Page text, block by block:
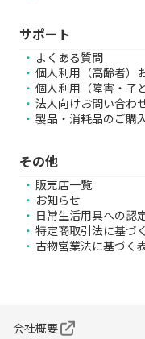
サポート
よくある質問
個人利用（高齢者）
個人利用（障害・子
法人向けお問い合わ
製品・消耗品のご購
その他
販売店一覧
お知らせ
日常生活用具への認
特定商取引法に基づ
古物営業法に基づく
会社概要